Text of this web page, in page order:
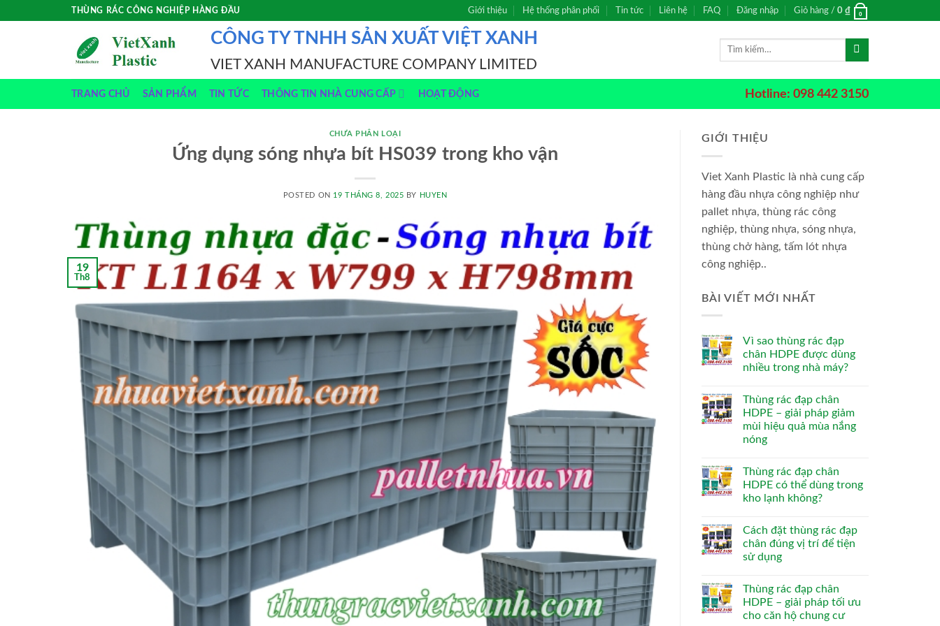
THÙNG RÁC CÔNG NGHIỆP HÀNG ĐẦU Giới thiệu Hệ thống phân phối Tin tức Liên hệ FAQ Đăng nhập Giỏ hàng / 0 ₫ 0
CÔNG TY TNHH SẢN XUẤT VIỆT XANH
VIET XANH MANUFACTURE COMPANY LIMITED
Tìm
TRANG CHỦ SẢN PHẨM TIN TỨC THÔNG TIN NHÀ CUNG CẤP HOẠT ĐỘNG Hotline: 098 442 3150
CHƯA PHÂN LOẠI
Ứng dụng sóng nhựa bít HS039 trong kho vận
POSTED ON 19 THÁNG 8, 2025 BY HUYEN
19
Th8
GIỚI THIỆU
Viet Xanh Plastic là nhà cung cấp
hàng đầu nhựa công nghiệp như
pallet nhựa, thùng rác công
nghiệp, thùng nhựa, sóng nhựa,
thùng chở hàng, tấm lót nhựa
công nghiệp..
BÀI VIẾT MỚI NHẤT
Vì sao thùng rác đạp
chân HDPE được dùng
nhiều trong nhà máy?
Thùng rác đạp chân
HDPE – giải pháp giảm
mùi hiệu quả mùa nắng
nóng
Thùng rác đạp chân
HDPE có thể dùng trong
kho lạnh không?
Cách đặt thùng rác đạp
chân đúng vị trí để tiện
sử dụng
Thùng rác đạp chân
HDPE – giải pháp tối ưu
cho căn hộ chung cư